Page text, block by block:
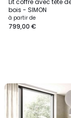
Lit coffre avec tête
bois - SIMON
à partir de
799,00 €